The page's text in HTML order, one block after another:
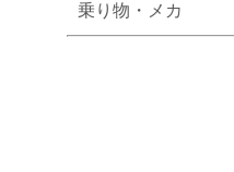
乗り物・メカ